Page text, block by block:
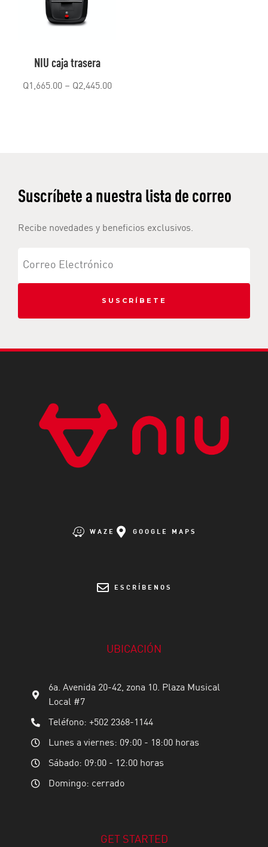
NIU caja trasera
Q1,665.00 – Q2,445.00
Suscríbete a nuestra lista de correo
Recibe novedades y beneficios exclusivos.
SUSCRÍBETE
WAZE GOOGLE MAPS
ESCRÍBENOS
UBICACIÓN
6a. Avenida 20-42, zona 10. Plaza Musical
Local #7
Teléfono: +502 2368-1144
Lunes a viernes: 09:00 - 18:00 horas
Sábado: 09:00 - 12:00 horas
Domingo: cerrado
GET STARTED